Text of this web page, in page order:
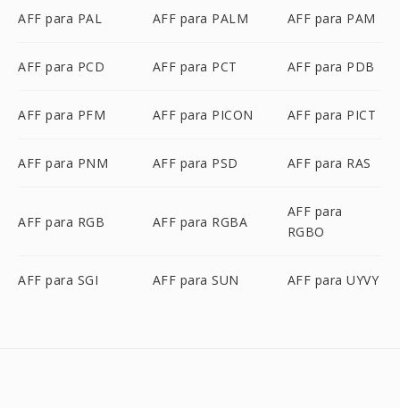
AFF para PAL AFF para PALM AFF para PAM
AFF para PCD AFF para PCT AFF para PDB
AFF para PFM AFF para PICON AFF para PICT
AFF para PNM AFF para PSD AFF para RAS
AFF para RGB AFF para RGBA
AFF para
RGBO
AFF para SGI AFF para SUN AFF para UYVY